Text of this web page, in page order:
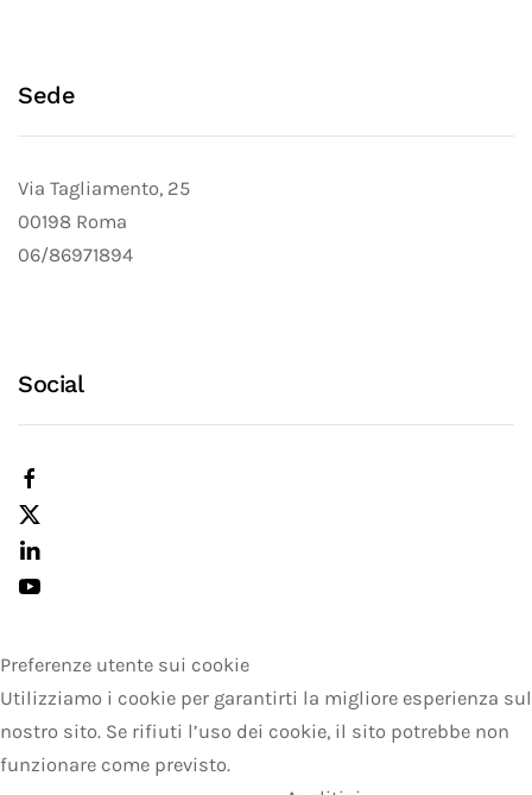
Sede
Via Tagliamento, 25
00198 Roma
06/86971894
Social
Preferenze utente sui cookie
Utilizziamo i cookie per garantirti la migliore esperienza sul
nostro sito. Se rifiuti l’uso dei cookie, il sito potrebbe non
funzionare come previsto.